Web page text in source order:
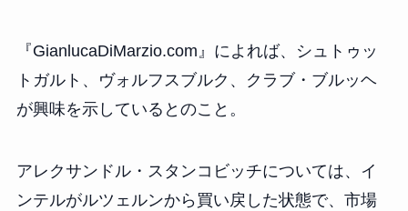
『GianlucaDiMarzio.com』によれば、シュトゥッ
トガルト、ヴォルフスブルク、クラブ・ブルッヘ
が興味を示しているとのこと。
アレクサンドル・スタンコビッチについては、イ
ンテルがルツェルンから買い戻した状態で、市場